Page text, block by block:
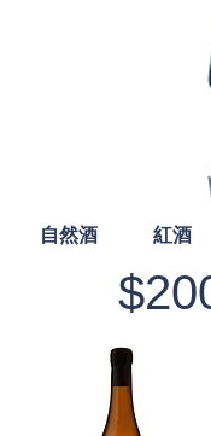
自然酒 紅酒